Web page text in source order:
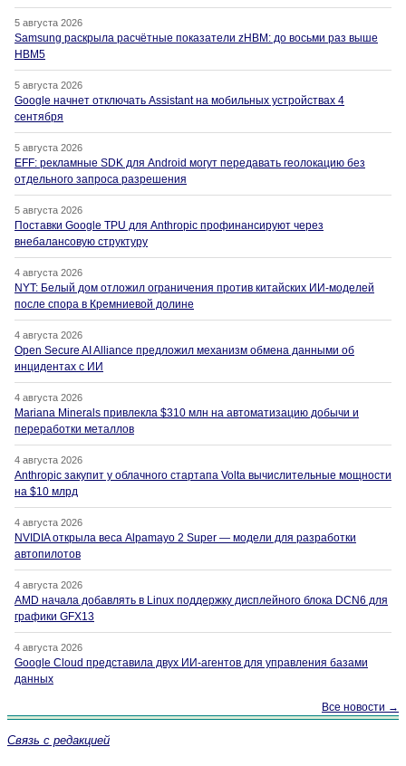
5 августа 2026
Samsung раскрыла расчётные показатели zHBM: до восьми раз выше
HBM5
5 августа 2026
Google начнет отключать Assistant на мобильных устройствах 4
сентября
5 августа 2026
EFF: рекламные SDK для Android могут передавать геолокацию без
отдельного запроса разрешения
5 августа 2026
Поставки Google TPU для Anthropic профинансируют через
внебалансовую структуру
4 августа 2026
NYT: Белый дом отложил ограничения против китайских ИИ-моделей
после спора в Кремниевой долине
4 августа 2026
Open Secure AI Alliance предложил механизм обмена данными об
инцидентах с ИИ
4 августа 2026
Mariana Minerals привлекла $310 млн на автоматизацию добычи и
переработки металлов
4 августа 2026
Anthropic закупит у облачного стартапа Volta вычислительные мощности
на $10 млрд
4 августа 2026
NVIDIA открыла веса Alpamayo 2 Super — модели для разработки
автопилотов
4 августа 2026
AMD начала добавлять в Linux поддержку дисплейного блока DCN6 для
графики GFX13
4 августа 2026
Google Cloud представила двух ИИ-агентов для управления базами
данных
Все новости →
Связь с редакцией